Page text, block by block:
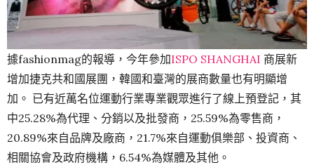
據fashionmag的報導，今年參加ISPO SHANGHAI 商展新
增加捷克共和國展團，韓國和臺灣的展商數量也有明顯增
加。 已有近萬名位運動行業專業觀眾進行了線上預登記，其
中25.28%為代理、分銷以及批發商，25.59%為零售商，
20.89%來自品牌及廠商，21.7%來自運動俱樂部、投資商、
相關協會及政府機構，6.54%為媒體及其他。